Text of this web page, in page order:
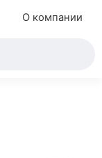
О компании